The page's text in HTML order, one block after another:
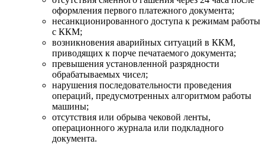
оформления первого платежного документа;
несанкционированного доступа к режимам работы
с ККМ;
возникновения аварийных ситуаций в ККМ,
приводящих к порче печатаемого документа;
превышения установленной разрядности
обрабатываемых чисел;
нарушения последовательности проведения
операций, предусмотренных алгоритмом работы
машины;
отсутствия или обрыва чековой ленты,
операционного журнала или подкладного
документа.